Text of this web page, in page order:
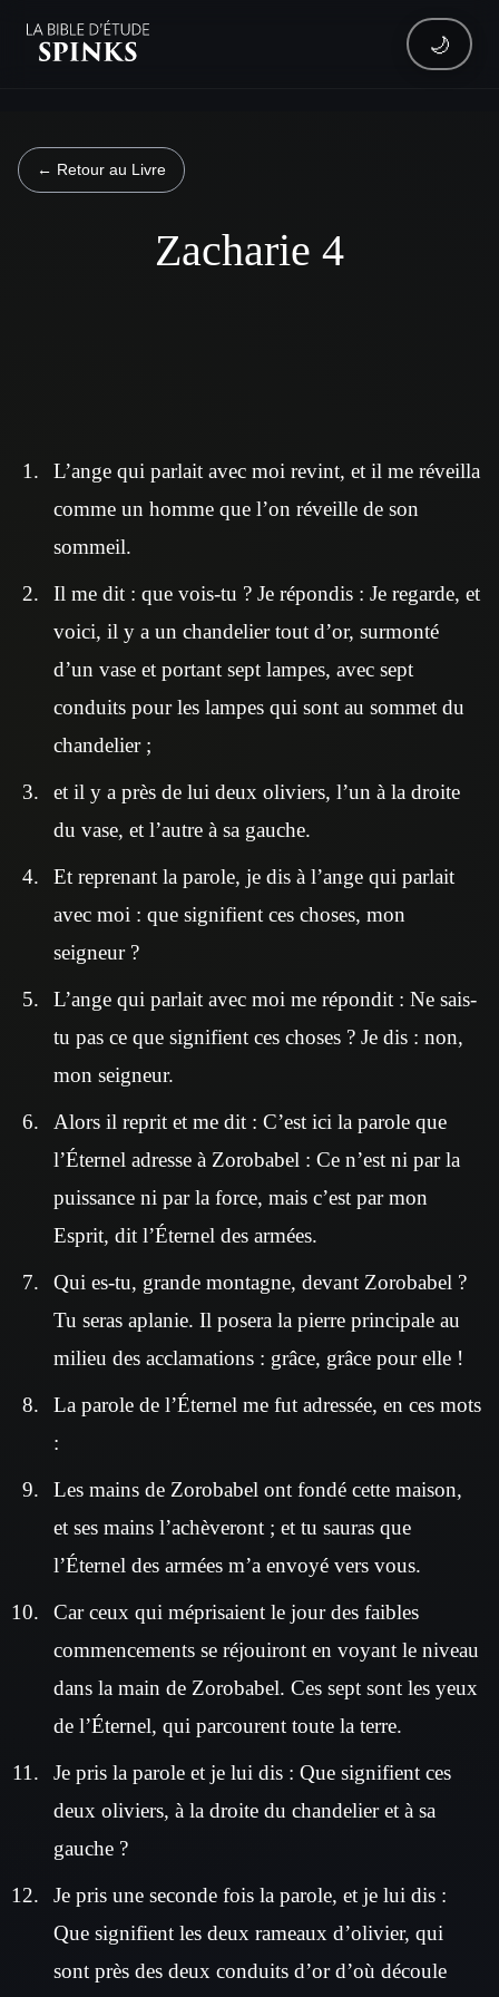
🌙
← Retour au Livre
Zacharie 4
L’ange qui parlait avec moi revint, et il me réveilla
comme un homme que l’on réveille de son
sommeil.
Il me dit : que vois-tu ? Je répondis : Je regarde, et
voici, il y a un chandelier tout d’or, surmonté
d’un vase et portant sept lampes, avec sept
conduits pour les lampes qui sont au sommet du
chandelier ;
et il y a près de lui deux oliviers, l’un à la droite
du vase, et l’autre à sa gauche.
Et reprenant la parole, je dis à l’ange qui parlait
avec moi : que signifient ces choses, mon
seigneur ?
L’ange qui parlait avec moi me répondit : Ne sais-
tu pas ce que signifient ces choses ? Je dis : non,
mon seigneur.
Alors il reprit et me dit : C’est ici la parole que
l’Éternel adresse à Zorobabel : Ce n’est ni par la
puissance ni par la force, mais c’est par mon
Esprit, dit l’Éternel des armées.
Qui es-tu, grande montagne, devant Zorobabel ?
Tu seras aplanie. Il posera la pierre principale au
milieu des acclamations : grâce, grâce pour elle !
La parole de l’Éternel me fut adressée, en ces mots
:
Les mains de Zorobabel ont fondé cette maison,
et ses mains l’achèveront ; et tu sauras que
l’Éternel des armées m’a envoyé vers vous.
Car ceux qui méprisaient le jour des faibles
commencements se réjouiront en voyant le niveau
dans la main de Zorobabel. Ces sept sont les yeux
de l’Éternel, qui parcourent toute la terre.
Je pris la parole et je lui dis : Que signifient ces
deux oliviers, à la droite du chandelier et à sa
gauche ?
Je pris une seconde fois la parole, et je lui dis :
Que signifient les deux rameaux d’olivier, qui
sont près des deux conduits d’or d’où découle